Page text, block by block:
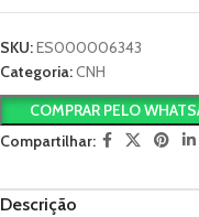
SKU:ES000006343
Categoria:CNH
COMPRAR PELO
Compartilhar:
Descrição